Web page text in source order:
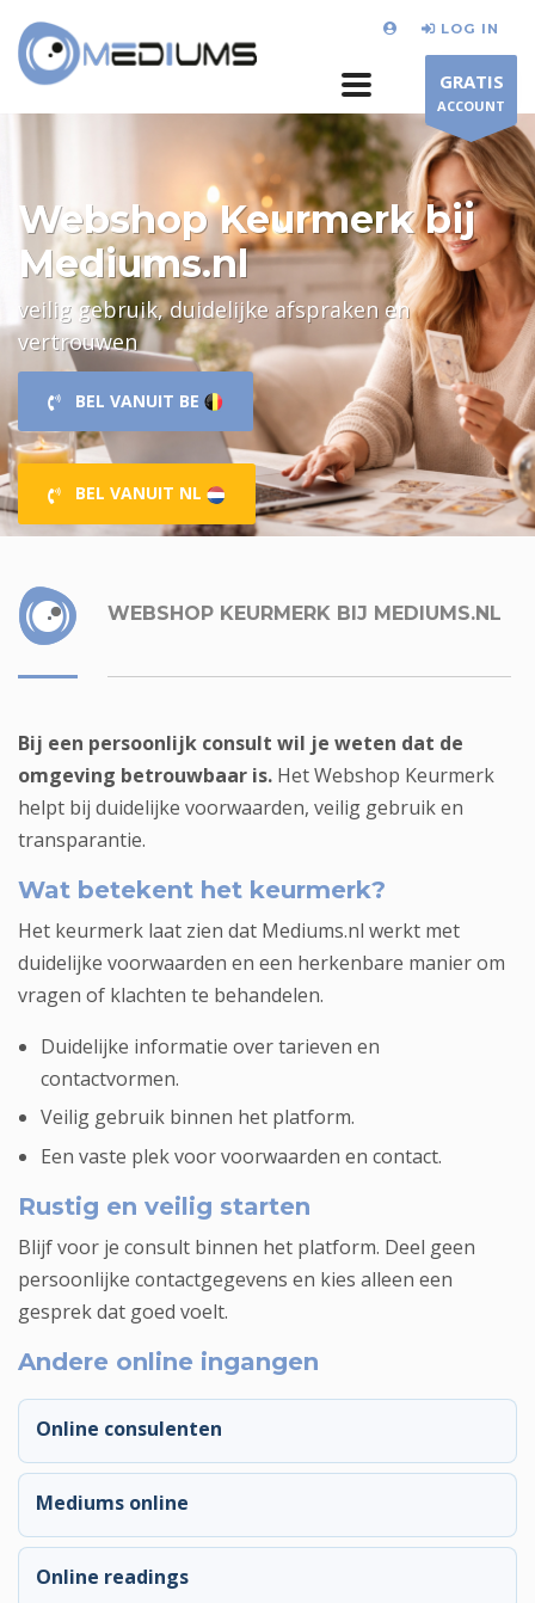
LOG IN
GRATIS
ACCOUNT
Webshop Keurmerk bij
Mediums.nl
veilig gebruik, duidelijke afspraken en
vertrouwen
BEL VANUIT BE
BEL VANUIT NL
WEBSHOP KEURMERK BIJ MEDIUMS.NL
Bij een persoonlijk consult wil je weten dat de
omgeving betrouwbaar is. Het Webshop Keurmerk
helpt bij duidelijke voorwaarden, veilig gebruik en
transparantie.
Wat betekent het keurmerk?
Het keurmerk laat zien dat Mediums.nl werkt met
duidelijke voorwaarden en een herkenbare manier om
vragen of klachten te behandelen.
Duidelijke informatie over tarieven en
contactvormen.
Veilig gebruik binnen het platform.
Een vaste plek voor voorwaarden en contact.
Rustig en veilig starten
Blijf voor je consult binnen het platform. Deel geen
persoonlijke contactgegevens en kies alleen een
gesprek dat goed voelt.
Andere online ingangen
Online consulenten
Mediums online
Online readings